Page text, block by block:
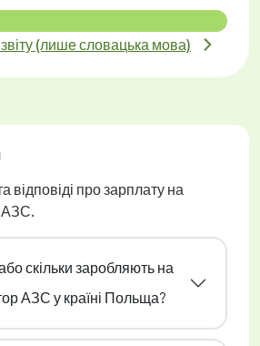
(лише словацька мова)
відповіді про зарплату на
АЗС.
скільки заробляють на
АЗС у країні Польща?